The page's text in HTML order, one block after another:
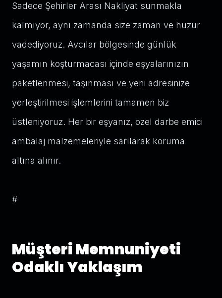
Sadece Şehirler Arası Nakliyat sunmakla
kalmıyor, aynı zamanda size zaman ve huzur
vadediyoruz. Avcılar bölgesinde günlük
yaşamın koşturmacası içinde eşyalarınızın
paketlenmesi, taşınması ve yeni adresinize
yerleştirilmesi işlemlerini tamamen biz
üstleniyoruz. Her bir eşyanız, özel darbe emici
ambalaj malzemeleriyle sarılarak koruma
altına alınır.
#
Müşteri Memnuniyeti
Odaklı Yaklaşım